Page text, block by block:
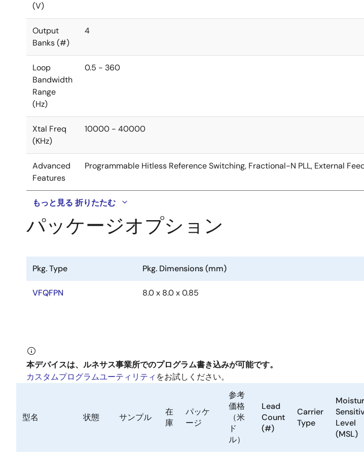
(V)
Output
Banks (#)
4
Loop
Bandwidth
Range
(Hz)
0.5 - 360
Xtal Freq
(KHz)
10000 - 40000
Advanced
Features
Programmable Hitless Reference Switching, Fractional-N PLL, External
もっと見る 折りたたむ
パッケージオプション
Pkg. Type Pkg. Dimensions (mm)
VFQFPN 8.0 x 8.0 x 0.85
本デバイスは、ルネサス事業所でのプログラム書き込みが可能です。
カスタムプログラムユーティリティ をお試しください。
型名 状態 サンプル
在
庫
パッケ
ージ
参考
価格
（米
ド
ル）
Lead
Count
(#)
Carrier
Type
Level
(MSL)